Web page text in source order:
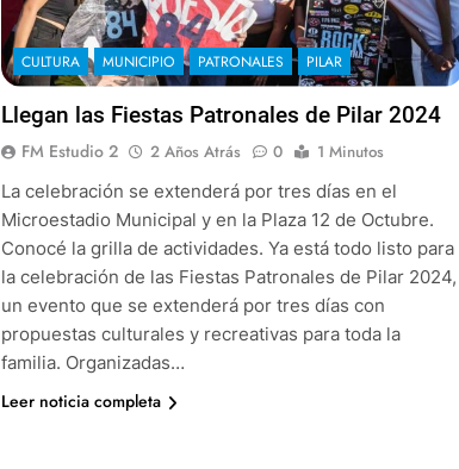
CULTURA MUNICIPIO PATRONALES PILAR
Llegan las Fiestas Patronales de Pilar 2024
FM Estudio 2 2 Años Atrás 0
1 Minutos
La celebración se extenderá por tres días en el
Microestadio Municipal y en la Plaza 12 de Octubre.
Conocé la grilla de actividades. Ya está todo listo para
la celebración de las Fiestas Patronales de Pilar 2024,
un evento que se extenderá por tres días con
propuestas culturales y recreativas para toda la
familia. Organizadas…
Leer noticia completa